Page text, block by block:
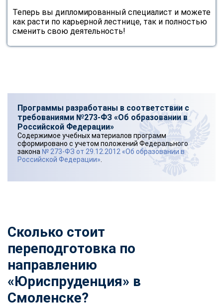
Теперь вы дипломированный специалист и можете
как расти по карьерной лестнице, так и полностью
сменить свою деятельность!
Программы разработаны в соответствии с
требованиями №273-ФЗ «Об образовании в
Российской Федерации»
Содержимое учебных материалов программ
сформировано с учетом положений Федерального
закона № 273-ФЗ от 29.12.2012 «Об образовании в
Российской Федерации»
Сколько стоит
переподготовка по
направлению
«Юриспруденция» в
Смоленске?